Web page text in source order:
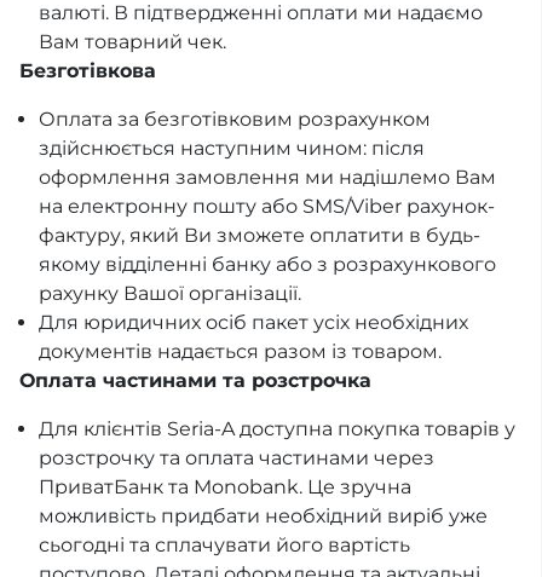
валюті. В підтвердженні оплати ми надаємо
Вам товарний чек.
Безготівкова
Оплата за безготівковим розрахунком
здійснюється наступним чином: після
оформлення замовлення ми надішлемо Вам
на електронну пошту або SMS/Viber рахунок-
фактуру, який Ви зможете оплатити в будь-
якому відділенні банку або з розрахункового
рахунку Вашої організації.
Для юридичних осіб пакет усіх необхідних
документів надається разом із товаром.
Оплата частинами та розстрочка
Для клієнтів Seria-A доступна покупка товарів у
розстрочку та оплата частинами через
ПриватБанк та Monobank. Це зручна
можливість придбати необхідний виріб уже
сьогодні та сплачувати його вартість